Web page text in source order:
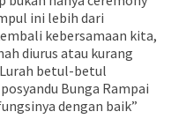
ini lebih dari
kebersamaan kita,
diurus atau kurang
betul-betul
Bunga Rampai
dengan baik”